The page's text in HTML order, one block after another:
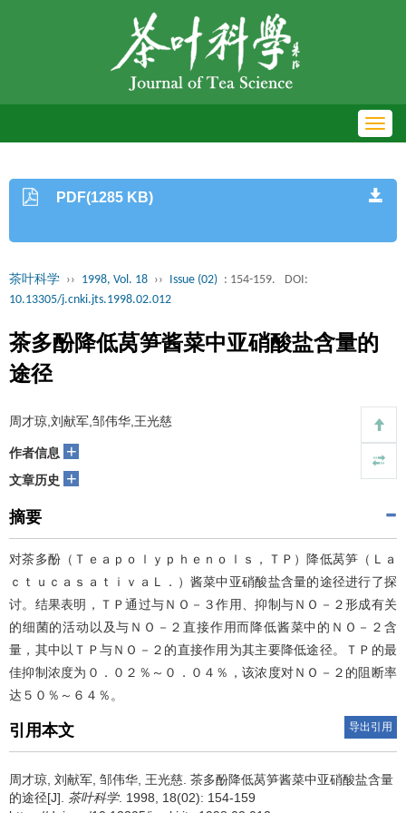
PDF(1285 KB)
茶叶科学 ›› 1998, Vol. 18 ›› Issue (02) : 154-159.
DOI:
10.13305/j.cnki.jts.1998.02.012
茶多酚降低莴笋酱菜中亚硝酸盐含量的
途径
周才琼,刘献军,邹伟华,王光慈
作者信息 +
文章历史 +
摘要
对茶多酚（Ｔｅａｐｏｌｙｐｈｅｎｏｌｓ，ＴＰ）降低莴笋（Ｌａ
ｃｔｕｃａｓａｔｉｖａＬ．）酱菜中亚硝酸盐含量的途径进行了探
讨。结果表明，ＴＰ通过与ＮＯ－３作用、抑制与ＮＯ－２形成有关
的细菌的活动以及与ＮＯ－２直接作用而降低酱菜中的ＮＯ－２含
量，其中以ＴＰ与ＮＯ－２的直接作用为其主要降低途径。ＴＰ的最
佳抑制浓度为０．０２％～０．０４％，该浓度对ＮＯ－２的阻断率
达５０％～６４％。
引用本文 导出引用
周才琼, 刘献军, 邹伟华, 王光慈. 茶多酚降低莴笋酱菜中亚硝酸盐含量
的途径[J]. 茶叶科学. 1998, 18(02): 154-159